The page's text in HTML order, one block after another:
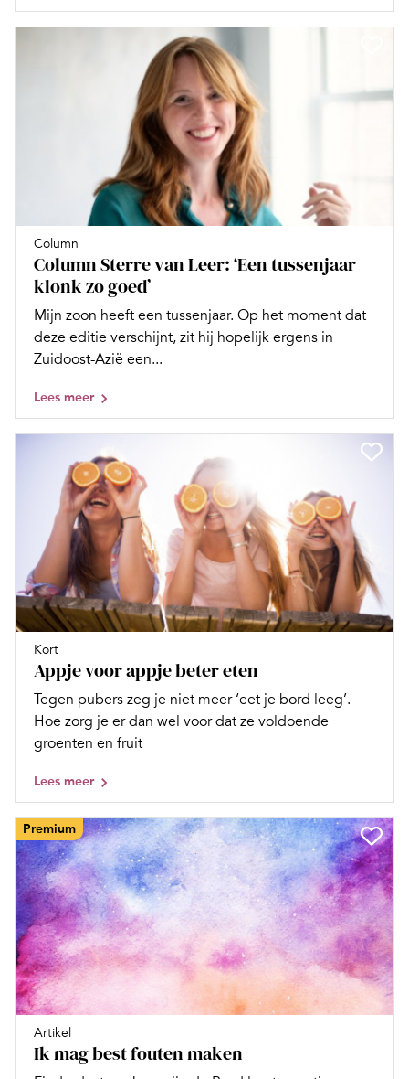
Column
Column Sterre van Leer: ‘Een tussenjaar
klonk zo goed’
Mijn zoon heeft een tussenjaar. Op het moment dat
deze editie verschijnt, zit hij hopelijk ergens in
Zuidoost-Azië een...
Lees meer
Kort
Appje voor appje beter eten
Tegen pubers zeg je niet meer ‘eet je bord leeg’.
Hoe zorg je er dan wel voor dat ze voldoende
groenten en fruit
Lees meer
Premium
Artikel
Ik mag best fouten maken